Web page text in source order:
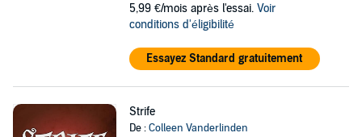
5,99 €/mois après l'essai. Voir
conditions d'éligibilité
Essayez Standard gratuitement
Strife
De :Colleen Vanderlinden